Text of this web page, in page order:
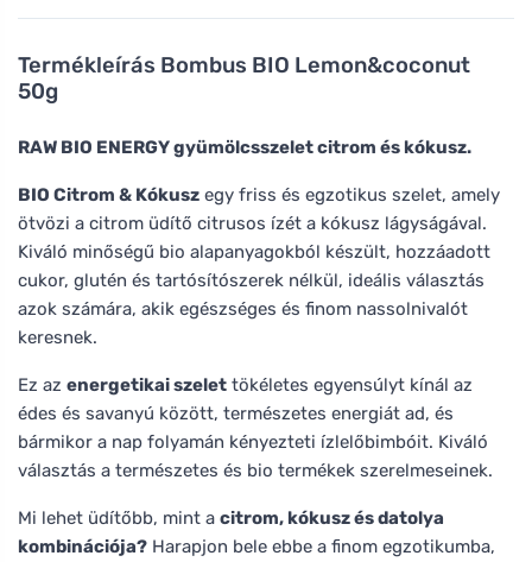
Termékleírás Bombus BIO Lemon&coconut
50g
RAW BIO ENERGY gyümölcsszelet citrom és kókusz.
BIO Citrom & Kókusz egy friss és egzotikus szelet, amely
ötvözi a citrom üdítő citrusos ízét a kókusz lágyságával.
Kiváló minőségű bio alapanyagokból készült, hozzáadott
cukor, glutén és tartósítószerek nélkül, ideális választás
azok számára, akik egészséges és finom nassolnivalót
keresnek.
Ez az energetikai szelet tökéletes egyensúlyt kínál az
édes és savanyú között, természetes energiát ad, és
bármikor a nap folyamán kényezteti ízlelőbimbóit. Kiváló
választás a természetes és bio termékek szerelmeseinek.
Mi lehet üdítőbb, mint a citrom, kókusz és datolya
kombinációja? Harapjon bele ebbe a finom egzotikumba,